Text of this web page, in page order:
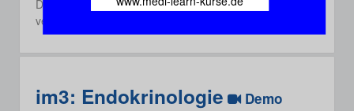
Die Rec-Webinare sind Aufzeichnungen aus einem der
vergangenen 3 Semester.
im3: Endokrinologie Demo